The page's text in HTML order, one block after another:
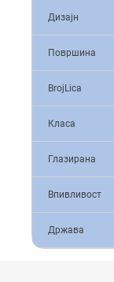
Дизајн
Површина
BrojLica
Класа
Глазирана
Впивливост
Држава